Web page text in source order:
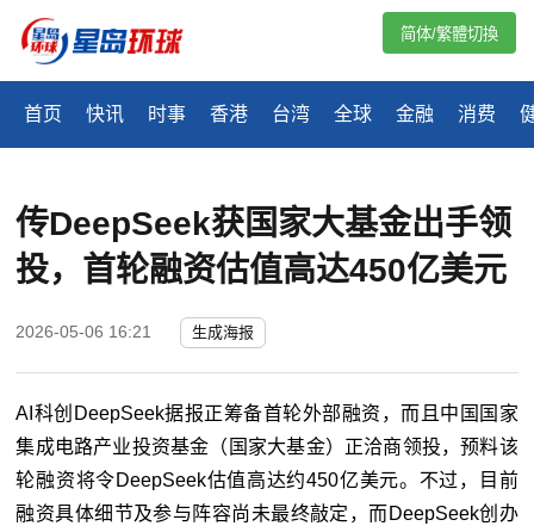
首页 快讯 时事 香港 台湾 全球 金融 消费
简体/繁體切換
传DeepSeek获国家大基金出手领
投，首轮融资估值高达450亿美元
2026-05-06 16:21 生成海报
AI科创DeepSeek据报正筹备首轮外部融资，而且中国国家
集成电路产业投资基金（国家大基金）正洽商领投，预料该
轮融资将令DeepSeek估值高达约450亿美元。不过，目前
融资具体细节及参与阵容尚未最终敲定，而DeepSeek创办